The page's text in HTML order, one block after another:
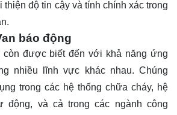
thiện độ tin cậy và tính chính xác trong
báo động
còn được biết đến với khả năng ứng
nhiều lĩnh vực khác nhau. Chúng
trong các hệ thống chữa cháy, hệ
động, và cả trong các ngành công